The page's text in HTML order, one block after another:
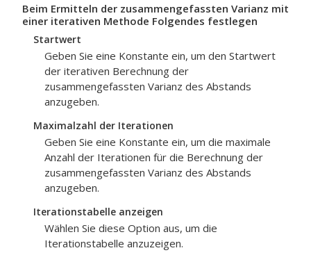
Beim Ermitteln der zusammengefassten Varianz mit
einer iterativen Methode Folgendes festlegen
Startwert
Geben Sie eine Konstante ein, um den Startwert
der iterativen Berechnung der
zusammengefassten Varianz des Abstands
anzugeben.
Maximalzahl der Iterationen
Geben Sie eine Konstante ein, um die maximale
Anzahl der Iterationen für die Berechnung der
zusammengefassten Varianz des Abstands
anzugeben.
Iterationstabelle anzeigen
Wählen Sie diese Option aus, um die
Iterationstabelle anzuzeigen.